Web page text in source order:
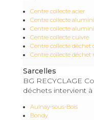
Centre collecte acier
Centre collecte
Centre collecte
Centre collecte cuivre
Centre collecte déchet
Centre collecte
Sarcelles
BG RECYCLAGE
déchets intervient
Aulnay-sous-Bois
Bondy